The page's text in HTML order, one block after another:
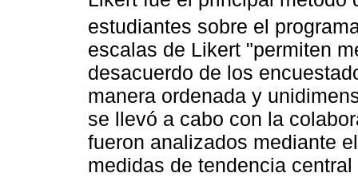
estudiantes sobre el
escalas de Likert "permiten
desacuerdo de los
manera ordenada y
se llevó a cabo con la
fueron analizados mediante
medidas de tendencia